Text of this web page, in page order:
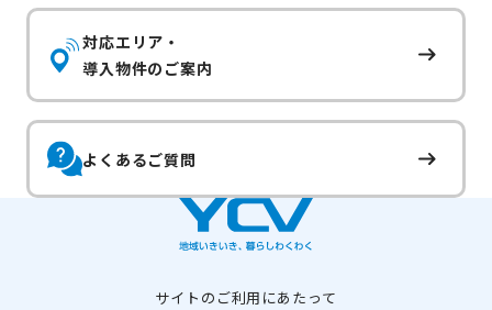
対応エリア・
導入物件のご案内
よくあるご質問
サイトのご利用にあたって